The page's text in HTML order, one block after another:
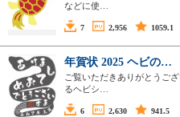
などに使…
7 2,956 1059.1
年賀状 2025 ヘビの…
ご覧いただきありがとうご
るヘビシ…
6 2,630 941.5